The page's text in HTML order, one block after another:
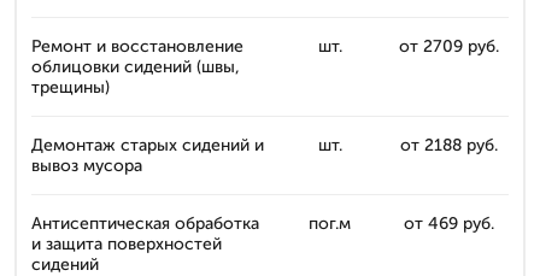
Ремонт и восстановление
облицовки сидений (швы,
трещины)
шт. от 2709 руб.
Демонтаж старых сидений и
вывоз мусора
шт. от 2188 руб.
Антисептическая обработка
и защита поверхностей
сидений
пог.м от 469 руб.